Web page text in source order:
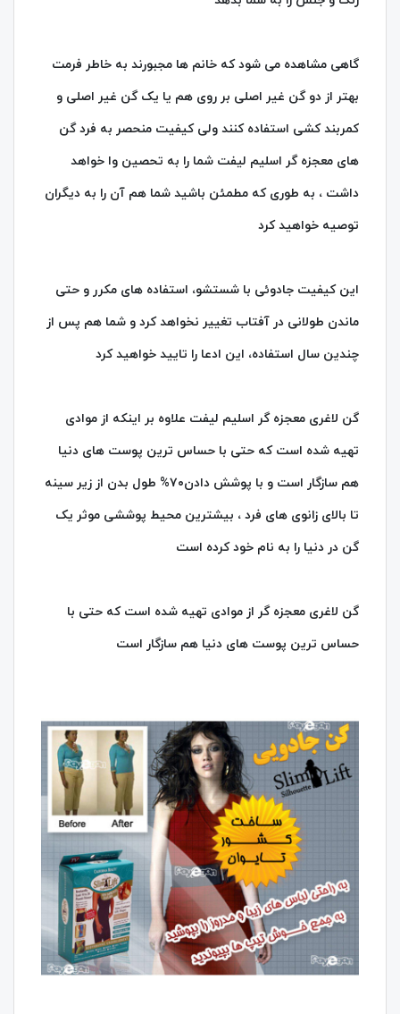
گاهی مشاهده می شود که خانم ها مجبورند به خاطر فرمت
بهتر از دو گن غیر اصلی بر روی هم یا یک گن غیر اصلی و
کمربند کشی استفاده کنند ولی کیفیت منحصر به فرد گن
های معجزه گر اسلیم لیفت شما را به تحصین وا خواهد
داشت ، به طوری که مطمئن باشید شما هم آن را به دیگران
توصیه خواهید کرد
این کیفیت جادوئی با شستشو، استفاده های مکرر و حتی
ماندن طولانی در آفتاب تغییر نخواهد کرد و شما هم پس از
چندین سال استفاده، این ادعا را تایید خواهید کرد
گن لاغری معجزه گر اسلیم لیفت علاوه بر اینکه از موادی
تهیه شده است که حتی با حساس ترین پوست های دنیا
هم سازگار است و با پوشش دادن۷۰% طول بدن از زیر سینه
تا بالای زانوی های فرد ، بیشترین محیط پوششی موثر یک
گن در دنیا را به نام خود کرده است
گن لاغری معجزه گر از موادی تهیه شده است که حتی با
حساس ترین پوست های دنیا هم سازگار است